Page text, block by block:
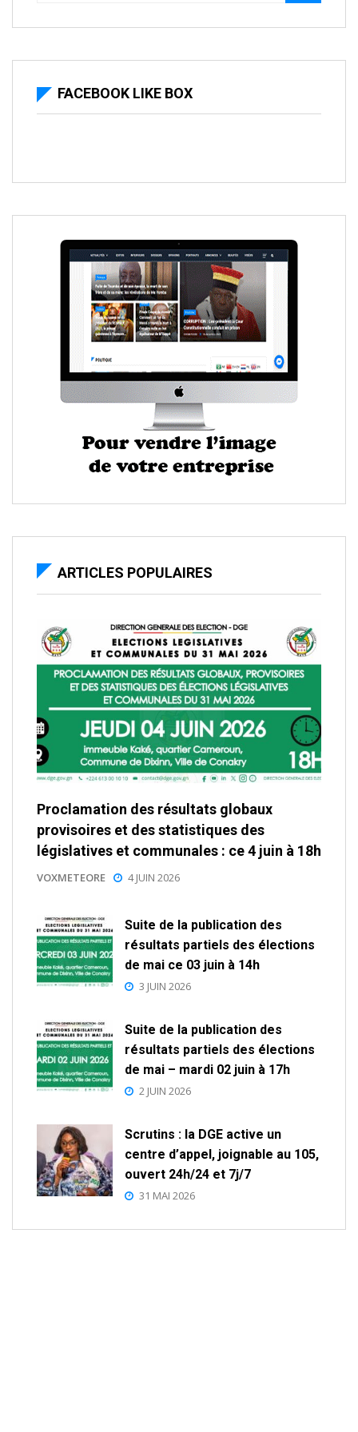
FACEBOOK LIKE BOX
ARTICLES POPULAIRES
Proclamation des résultats globaux
provisoires et des statistiques des
législatives et communales : ce 4 juin à 18h
VOXMETEORE 4 JUIN 2026
Suite de la publication des
résultats partiels des élections
de mai ce 03 juin à 14h
3 JUIN 2026
Suite de la publication des
résultats partiels des élections
de mai – mardi 02 juin à 17h
2 JUIN 2026
Scrutins : la DGE active un
centre d’appel, joignable au 105,
ouvert 24h/24 et 7j/7
31 MAI 2026